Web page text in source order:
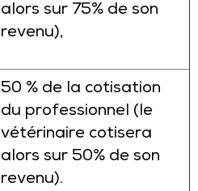
alors sur 75% de son
revenu),
50 % de la cotisation
du professionnel (le
vétérinaire cotisera
alors sur 50% de son
revenu).